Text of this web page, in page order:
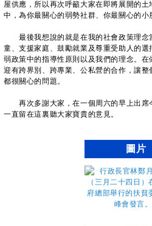
屋供應，所以再次呼籲大家在即將展開的
中，為你最關心的弱勢社群、你最關心的小
最後我想說的就是在我的社會政策理念
童、支援家庭、鼓勵就業及尊重受助人的
弱政策中的指導性原則以及我們的理念。
迎有跨界別、跨專業、公私營的合作，讓
都很關心的問題。
再次多謝大家，在一個周六的早上出席
一直留在這裏聽大家寶貴的意見。
圖片